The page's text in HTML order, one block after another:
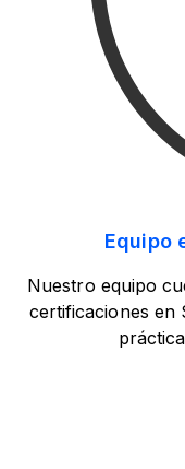
Equipo
Nuestro equipo
certificaciones en